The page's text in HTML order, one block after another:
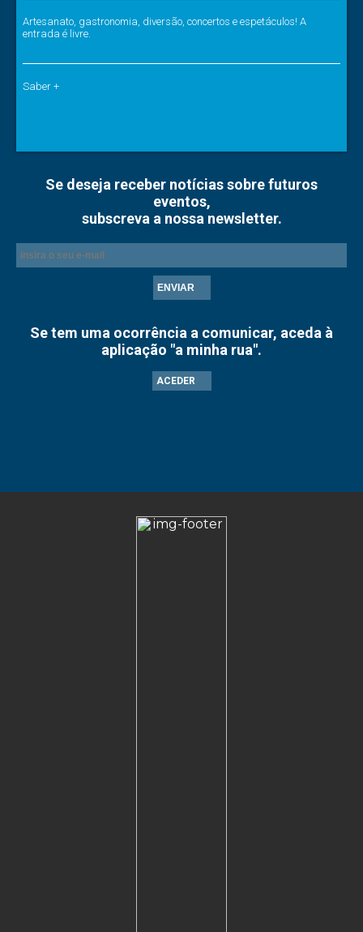
Artesanato, gastronomia, diversão, concertos e espetáculos! A
entrada é livre.
Saber +
Se deseja receber notícias sobre futuros
eventos,
subscreva a nossa newsletter.
ENVIAR
Se tem uma ocorrência a comunicar, aceda à
aplicação "a minha rua".
ACEDER